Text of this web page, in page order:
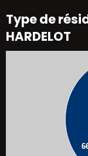
Type de
HARDELOT